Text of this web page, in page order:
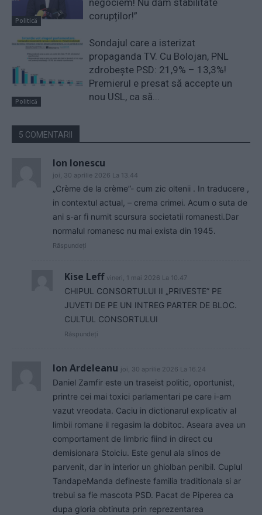
Politică
negociem! Nu dăm stabilitate
corupților!”
Politică
Sondajul care a isterizat
propaganda TV. Cu Bolojan, PNL
zdrobește PSD: 21,9% – 13,3%!
Premierul e presat să accepte un
nou USL, ca să...
5 COMENTARII
Ion Ionescu
joi, 30 aprilie 2026 La 13.44
„Crème de la crème”- cum zic oltenii . In traducere ,
in contextul actual, – crema crimei. Acum o suta de
ani s-ar fi numit scursura societatii romanesti.Dar
normalul romanesc nu mai exista din 1945.
Răspundeți
Kise Leff vineri, 1 mai 2026 La 10.47
CHIPUL CONSORTULUI II „PRIVESTE” PE
JUVETI DE PE UN INTREG PARTER DE BLOC.
CULTUL CONSORTULUI
Răspundeți
Ion Ardeleanu joi, 30 aprilie 2026 La 16.24
Daniel Zamfir este un traseist politic, oportunist,
printre cei mai toxici parlamentari pe care i-am
vazut vreodata. Caciu in dictionarul explicativ al
limbii romane il regasim la dobitoc. Aseara avea un
comportament de limbric fiind in direct cu
demisionara Stoiciu. Este genul ala slinos de
parvenit, dar in interior un ghiolban penibil. Cuplul
TandapeManda defineste familia traditionala si ar
trebui sa fie mascota PSD. Pacat de Piperea ca
dupa gloria obtinuta prin reprezentarea